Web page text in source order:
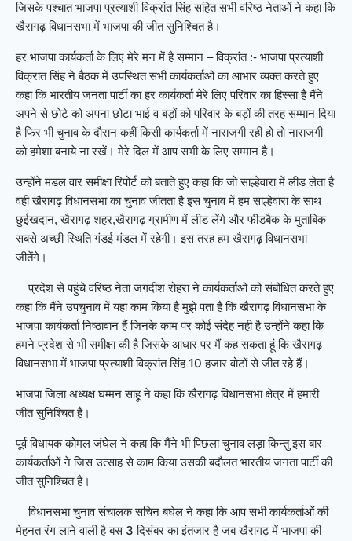
जिसके पश्चात भाजपा प्रत्याशी विक्रांत सिंह सहित सभी वरिष्ठ नेताओं ने कहा कि
खैरागढ़ विधानसभा में भाजपा की जीत सुनिश्चित है।
हर भाजपा कार्यकर्ता के लिए मेरे मन में है सम्मान – विक्रांत :- भाजपा प्रत्याशी
विक्रांत सिंह ने बैठक में उपस्थित सभी कार्यकर्ताओं का आभार व्यक्त करते हुए
कहा कि भारतीय जनता पार्टी का हर कार्यकर्ता मेरे लिए परिवार का हिस्सा है मैंने
अपने से छोटे को अपना छोटा भाई व बड़ों को परिवार के बड़ों की तरह सम्मान दिया
है फिर भी चुनाव के दौरान कहीं किसी कार्यकर्ता में नाराजगी रही हो तो नाराजगी
को हमेशा बनाये ना रखें। मेरे दिल में आप सभी के लिए सम्मान है।
उन्होंने मंडल वार समीक्षा रिपोर्ट को बताते हुए कहा कि जो साल्हेवारा में लीड लेता है
वही खैरागढ़ विधानसभा का चुनाव जीतता है इस चुनाव में हम साल्हेवारा के साथ
छुईखदान, खैरागढ़ शहर,खैरागढ़ ग्रामीण में लीड लेंगे और फीडबैक के मुताबिक
सबसे अच्छी स्थिति गंडई मंडल में रहेगी। इस तरह हम खैरागढ़ विधानसभा
जीतेंगे।
प्रदेश से पहुंचे वरिष्ठ नेता जगदीश रोहरा ने कार्यकर्ताओं को संबोधित करते हुए
कहा कि मैंने उपचुनाव में यहां काम किया है मुझे पता है कि खैरागढ़ विधानसभा के
भाजपा कार्यकर्ता निष्ठावान हैं जिनके काम पर कोई संदेह नही है उन्होंने कहा कि
हमने प्रदेश से भी समीक्षा की है जिसके आधार पर मैं कह सकता हूं कि खैरागढ़
विधानसभा में भाजपा प्रत्याशी विक्रांत सिंह 10 हजार वोटों से जीत रहे हैं।
भाजपा जिला अध्यक्ष घम्मन साहू ने कहा कि खैरागढ़ विधानसभा क्षेत्र में हमारी
जीत सुनिश्चित है।
पूर्व विधायक कोमल जंघेल ने कहा कि मैंने भी पिछला चुनाव लड़ा किन्तु इस बार
कार्यकर्ताओं ने जिस उत्साह से काम किया उसकी बदौलत भारतीय जनता पार्टी की
जीत सुनिश्चित है।
विधानसभा चुनाव संचालक सचिन बघेल ने कहा कि आप सभी कार्यकर्ताओं की
मेहनत रंग लाने वाली है बस 3 दिसंबर का इंतजार है जब खैरागढ़ में भाजपा की